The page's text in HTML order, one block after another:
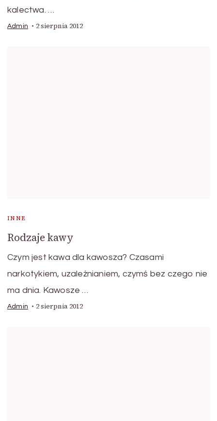
kalectwa. …
Admin 2 sierpnia 2012
INNE
Rodzaje kawy
Czym jest kawa dla kawosza? Czasami
narkotykiem, uzależnianiem, czymś bez czego nie
ma dnia. Kawosze …
Admin 2 sierpnia 2012